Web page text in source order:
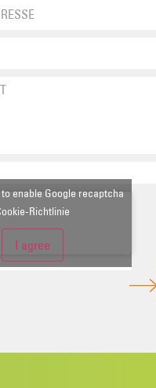
enable Google recaptcha
Richtlinie
I agree